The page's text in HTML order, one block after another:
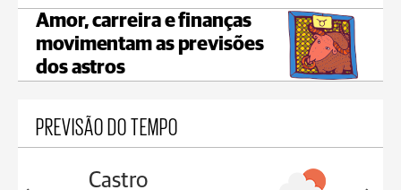
Amor, carreira e finanças
movimentam as previsões
dos astros
PREVISÃO DO TEMPO